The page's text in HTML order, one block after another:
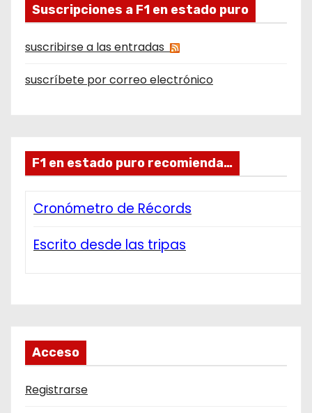
Suscripciones a F1 en estado puro
suscribirse a las entradas
suscríbete por correo electrónico
F1 en estado puro recomienda…
Cronómetro de Récords
Escrito desde las tripas
Acceso
Registrarse